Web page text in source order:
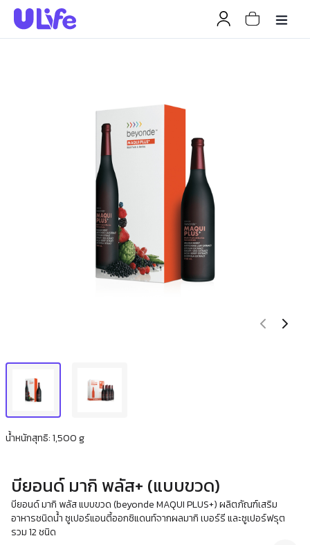
น้ำหนักสุทธิ: 1,500 g
บียอนด์ มากิ พลัส+ (แบบขวด)
บียอนด์ มากิ พลัส แบบขวด (beyonde MAQUI PLUS+) ผลิตภัณฑ์เสริม
อาหารชนิดน้ำ ซูเปอร์แอนตี้ออกซิแดนท์จากผลมากิ เบอร์รี และซูเปอร์ฟรุต
รวม 12 ชนิด